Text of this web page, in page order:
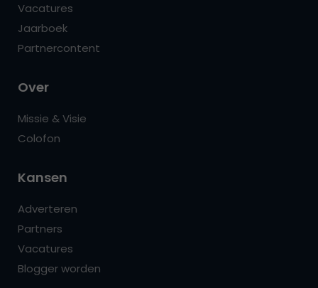
Vacatures
Jaarboek
Partnercontent
Over
Missie & Visie
Colofon
Kansen
Adverteren
Partners
Vacatures
Blogger worden